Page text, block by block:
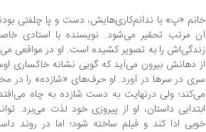
خانم «پ» با ندانم‌کاری‌هایش، دست و پا چلفتی
آن مرتب تحقیر می‌شود. نویسنده با استادی
زندگی‌اش را به تصویر کشیده است. او در مواقعی
از دهانش بیرون می‌آید که گویی نشانه خاکساری
سری در سرها در آورد. او حرف‌های «شازده» را در
می‌کند؛ ولی درنهایت به دست شازده به چاه
ابتدایی داستان، او از پیروزی خود لذت می‌برد.
خوبی ادا کند و فیلم ساخته شود؛ اما در روند